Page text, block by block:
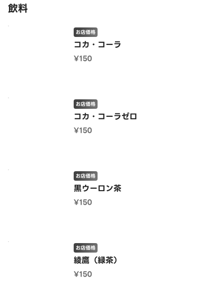
飲料
コカ・コーラ
お店価格
¥150
コカ・コーラゼロ
お店価格
¥150
黒ウーロン茶
お店価格
¥150
綾鷹（緑茶）
お店価格
¥150